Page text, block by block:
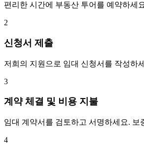
편리한 시간에 부동산 투어를 예약하세
2
신청서 제출
저희의 지원으로 임대 신청서를 작성하
3
계약 체결 및 비용 지불
임대 계약서를 검토하고 서명하세요.
4